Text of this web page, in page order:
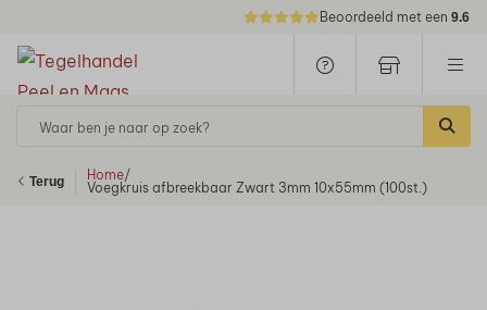
Beoordeeld met een 9.6
Waar ben je naar op zoek?
Terug Home/
Voegkruis afbreekbaar Zwart 3mm 10x55mm (100st.)